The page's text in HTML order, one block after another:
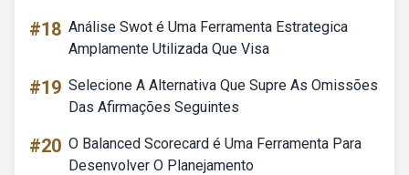
#18 Análise Swot é Uma Ferramenta Estrategica
Amplamente Utilizada Que Visa
#19 Selecione A Alternativa Que Supre As Omissões
Das Afirmações Seguintes
#20 O Balanced Scorecard é Uma Ferramenta Para
Desenvolver O Planejamento